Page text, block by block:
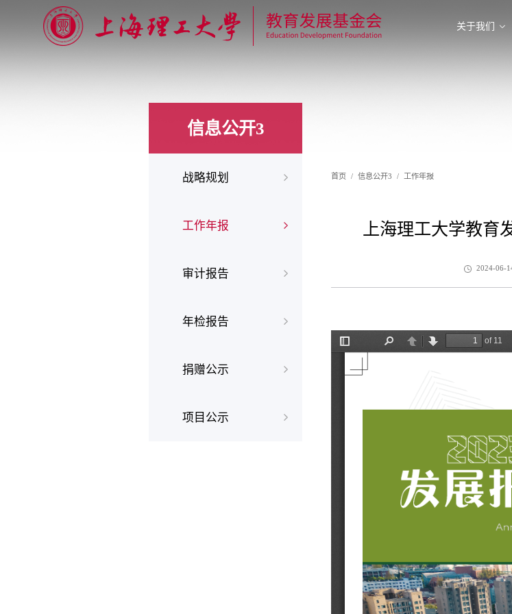
关于我们
信息公开3
战略规划
工作年报
审计报告
年检报告
捐赠公示
项目公示
首页 信息公开3 工作年报
上海理工大学教育
2024-06-